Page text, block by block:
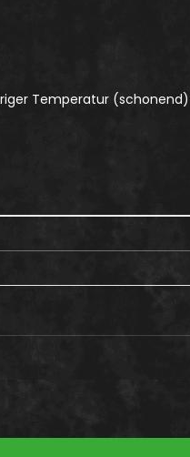
Temperatur (schonend)